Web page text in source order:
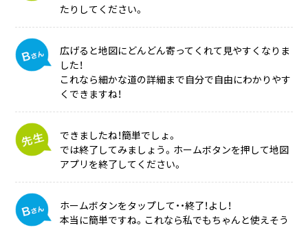
たりしてください。
広げると地図にどんどん寄ってくれて見やすくなりま
した！
これなら細かな道の詳細まで自分で自由にわかりやす
くできますね！
できましたね！簡単でしょ。
では終了してみましょう。ホームボタンを押して地図
アプリを終了してください。
ホームボタンをタップして・・終了！よし！
本当に簡単ですね。これなら私でもちゃんと使えそう